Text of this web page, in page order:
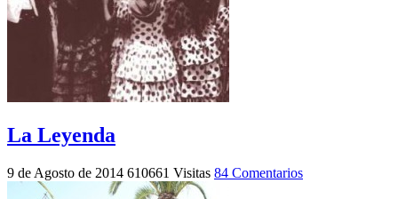
La Leyenda
9 de Agosto de 2014 610661 Visitas 84 Comentarios